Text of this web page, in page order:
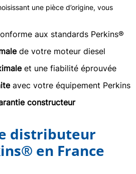
une pièce d’origine, vous
aux standards Perkins®
de votre moteur diesel
et une fiabilité éprouvée
avec votre équipement Perkins
constructeur
distributeur
en France